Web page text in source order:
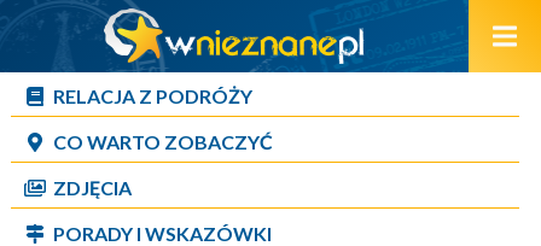
RELACJA Z PODRÓŻY
CO WARTO ZOBACZYĆ
ZDJĘCIA
PORADY I WSKAZÓWKI